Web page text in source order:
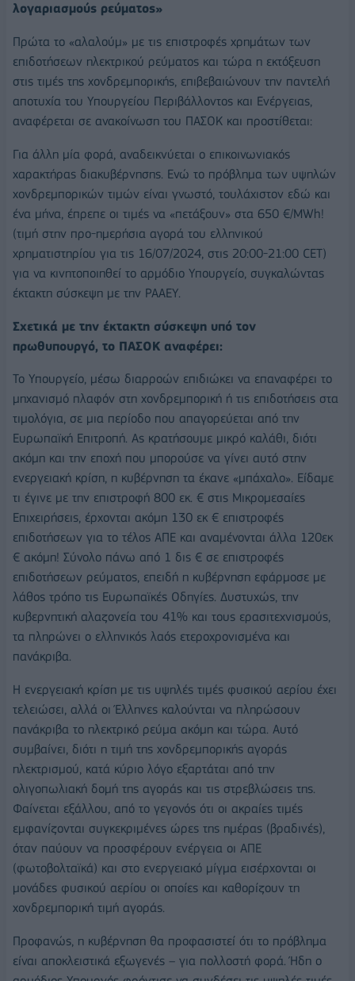
λογαριασμούς ρεύματος»
Πρώτα το «αλαλούμ» με τις επιστροφές χρημάτων των
επιδοτήσεων ηλεκτρικού ρεύματος και τώρα η εκτόξευση
στις τιμές της χονδρεμπορικής, επιβεβαιώνουν την παντελή
αποτυχία του Υπουργείου Περιβάλλοντος και Ενέργειας,
αναφέρεται σε ανακοίνωση του ΠΑΣΟΚ και προστίθεται:
Για άλλη μία φορά, αναδεικνύεται ο επικοινωνιακός
χαρακτήρας διακυβέρνησης. Ενώ το πρόβλημα των υψηλών
χονδρεμπορικών τιμών είναι γνωστό, τουλάχιστον εδώ και
ένα μήνα, έπρεπε οι τιμές να «πετάξουν» στα 650 €/MWh!
(τιμή στην προ-ημερήσια αγορά του ελληνικού
χρηματιστηρίου για τις 16/07/2024, στις 20:00-21:00 CET)
για να κινητοποιηθεί το αρμόδιο Υπουργείο, συγκαλώντας
έκτακτη σύσκεψη με την ΡΑAEΥ.
Σχετικά με την έκτακτη σύσκεψη υπό τον
πρωθυπουργό, το ΠΑΣΟΚ αναφέρει:
Το Υπουργείο, μέσω διαρροών επιδιώκει να επαναφέρει το
μηχανισμό πλαφόν στη χονδρεμπορική ή τις επιδοτήσεις στα
τιμολόγια, σε μια περίοδο που απαγορεύεται από την
Ευρωπαϊκή Επιτροπή. Ας κρατήσουμε μικρό καλάθι, διότι
ακόμη και την εποχή που μπορούσε να γίνει αυτό στην
ενεργειακή κρίση, η κυβέρνηση τα έκανε «μπάχαλο». Είδαμε
τι έγινε με την επιστροφή 800 εκ. € στις Μικρομεσαίες
Επιχειρήσεις, έρχονται ακόμη 130 εκ € επιστροφές
επιδοτήσεων για το τέλος ΑΠΕ και αναμένονται άλλα 120εκ
€ ακόμη! Σύνολο πάνω από 1 δις € σε επιστροφές
επιδοτήσεων ρεύματος, επειδή η κυβέρνηση εφάρμοσε με
λάθος τρόπο τις Ευρωπαϊκές Οδηγίες. Δυστυχώς, την
κυβερνητική αλαζονεία του 41% και τους ερασιτεχνισμούς,
τα πληρώνει ο ελληνικός λαός ετεροχρονισμένα και
πανάκριβα.
Η ενεργειακή κρίση με τις υψηλές τιμές φυσικού αερίου έχει
τελειώσει, αλλά οι Έλληνες καλούνται να πληρώσουν
πανάκριβα το ηλεκτρικό ρεύμα ακόμη και τώρα. Αυτό
συμβαίνει, διότι η τιμή της χονδρεμπορικής αγοράς
ηλεκτρισμού, κατά κύριο λόγο εξαρτάται από την
ολιγοπωλιακή δομή της αγοράς και τις στρεβλώσεις της.
Φαίνεται εξάλλου, από το γεγονός ότι οι ακραίες τιμές
εμφανίζονται συγκεκριμένες ώρες της ημέρας (βραδινές),
όταν παύουν να προσφέρουν ενέργεια οι ΑΠΕ
(φωτοβολταϊκά) και στο ενεργειακό μίγμα εισέρχονται οι
μονάδες φυσικού αερίου οι οποίες και καθορίζουν τη
χονδρεμπορική τιμή αγοράς.
Προφανώς, η κυβέρνηση θα προφασιστεί ότι το πρόβλημα
είναι αποκλειστικά εξωγενές – για πολλοστή φορά. Ήδη ο